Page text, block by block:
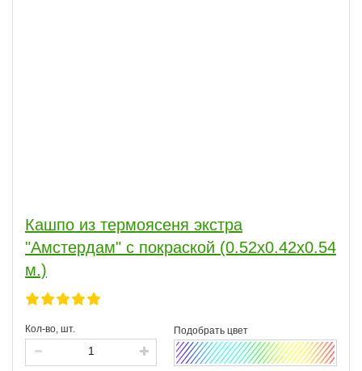
Кашпо из термоясеня экстра
"Амстердам" с покраской (0.52х0.42х0.54
м.)
Кол-во, шт.